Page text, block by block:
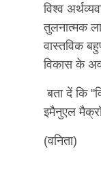
विश्व
तुलनात्मक
वास्तविक
विकास के
बता दें कि
इमैनुएल
(वनिता)